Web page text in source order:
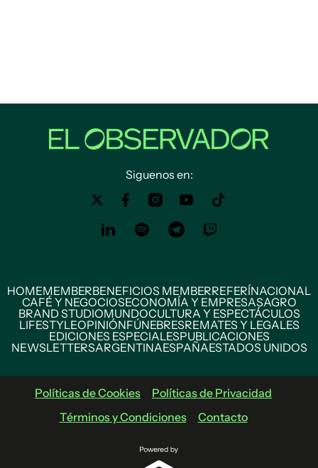
Siguenos en:
HOMEMEMBERBENEFICIOS MEMBERREFERÍNACIONAL
CAFÉ Y NEGOCIOSECONOMÍA Y EMPRESASAGRO
BRAND STUDIOMUNDOCULTURA Y ESPECTÁCULOS
LIFESTYLEOPINIÓNFÚNEBRESREMATES Y LEGALES
EDICIONES ESPECIALESPUBLICACIONES
NEWSLETTERSARGENTINAESPAÑAESTADOS UNIDOS
Políticas de Cookies
Políticas de Privacidad
Términos y Condiciones
Contacto